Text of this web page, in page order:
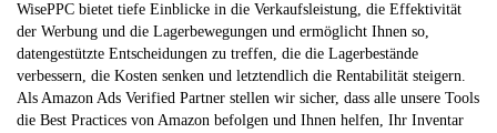
WisePPC bietet tiefe Einblicke in die Verkaufsleistung, die Effektivität
der Werbung und die Lagerbewegungen und ermöglicht Ihnen so,
datengestützte Entscheidungen zu treffen, die die Lagerbestände
verbessern, die Kosten senken und letztendlich die Rentabilität steigern.
Als Amazon Ads Verified Partner stellen wir sicher, dass alle unsere Tools
die Best Practices von Amazon befolgen und Ihnen helfen, Ihr Inventar